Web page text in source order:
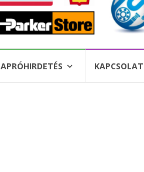
APRÓHIRDETÉS KAPCSOLAT